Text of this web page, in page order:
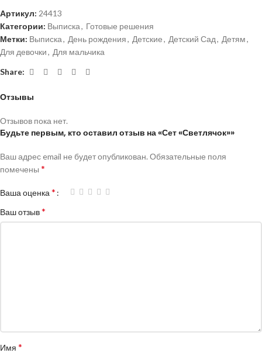
Артикул: 24413
Категории: Выписка, Готовые решения
Метки: Выписка, День рождения, Детские, Детский Сад, Детям,
Для девочки, Для мальчика
Share:
Отзывы
Отзывов пока нет.
Будьте первым, кто оставил отзыв на «Сет «Светлячок»»
Ваш адрес email не будет опубликован. Обязательные поля
помечены *
Ваша оценка *
Ваш отзыв*
Имя *